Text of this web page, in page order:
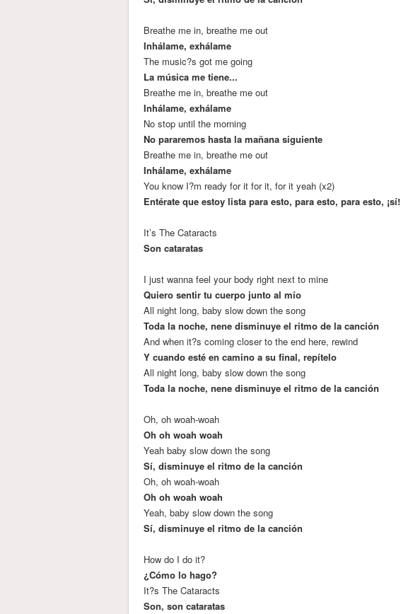
Breathe me in, breathe me out
Inhálame, exhálame
The music?s got me going
La música me tiene...
Breathe me in, breathe me out
Inhálame, exhálame
No stop until the morning
No pararemos hasta la mañana siguiente
Breathe me in, breathe me out
Inhálame, exhálame
You know I?m ready for it for it, for it yeah (x2)
Entérate que estoy lista para esto, para esto, para esto, ¡sí!
It’s The Cataracts
Son cataratas
I just wanna feel your body right next to mine
Quiero sentir tu cuerpo junto al mío
All night long, baby slow down the song
Toda la noche, nene disminuye el ritmo de la canción
And when it?s coming closer to the end here, rewind
Y cuando esté en camino a su final, repítelo
All night long, baby slow down the song
Toda la noche, nene disminuye el ritmo de la canción
Oh, oh woah-woah
Oh oh woah woah
Yeah baby slow down the song
Sí, disminuye el ritmo de la canción
Oh, oh woah-woah
Oh oh woah woah
Yeah, baby slow down the song
Sí, disminuye el ritmo de la canción
How do I do it?
¿Cómo lo hago?
It?s The Cataracts
Son, son cataratas